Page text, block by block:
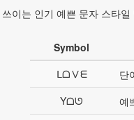
이는 인기 예쁜 문자 스타
Symbol
ᒪᗝⅤᗴ
단
Yᗝᘎ
예